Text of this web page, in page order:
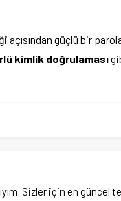
açısından güçlü bir
kimlik doğrulaması
Sizler için en güncel